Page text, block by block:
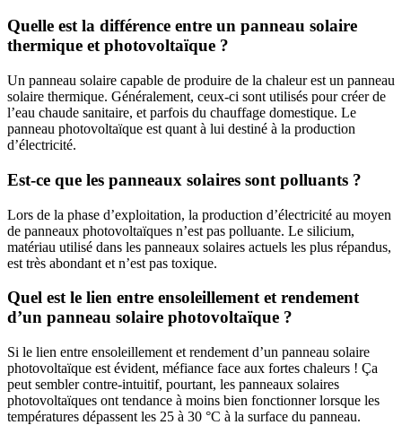
Quelle est la différence entre un panneau solaire
thermique et photovoltaïque ?
Un panneau solaire capable de produire de la chaleur est un panneau
solaire thermique. Généralement, ceux-ci sont utilisés pour créer de
l’eau chaude sanitaire, et parfois du chauffage domestique. Le
panneau photovoltaïque est quant à lui destiné à la production
d’électricité.
Est-ce que les panneaux solaires sont polluants ?
Lors de la phase d’exploitation, la production d’électricité au moyen
de panneaux photovoltaïques n’est pas polluante. Le silicium,
matériau utilisé dans les panneaux solaires actuels les plus répandus,
est très abondant et n’est pas toxique.
Quel est le lien entre ensoleillement et rendement
d’un panneau solaire photovoltaïque ?
Si le lien entre ensoleillement et rendement d’un panneau solaire
photovoltaïque est évident, méfiance face aux fortes chaleurs ! Ça
peut sembler contre-intuitif, pourtant, les panneaux solaires
photovoltaïques ont tendance à moins bien fonctionner lorsque les
températures dépassent les 25 à 30 °C à la surface du panneau.